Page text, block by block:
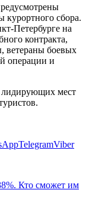
курортного сбора.
Петербурге на
контракта,
ветераны боевых
операции и
лидирующих мест
TelegramViber
Кто сможет им